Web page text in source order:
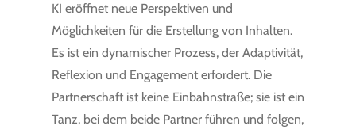
KI eröffnet neue Perspektiven und
Möglichkeiten für die Erstellung von Inhalten.
Es ist ein dynamischer Prozess, der Adaptivität,
Reflexion und Engagement erfordert. Die
Partnerschaft ist keine Einbahnstraße; sie ist ein
Tanz, bei dem beide Partner führen und folgen,